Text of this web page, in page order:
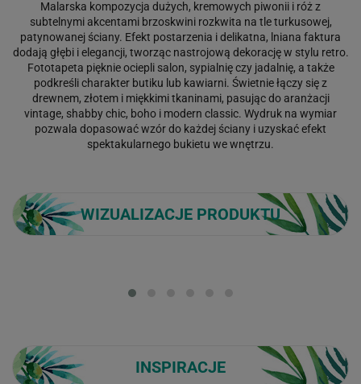
Malarska kompozycja dużych, kremowych piwonii i róż z
subtelnymi akcentami brzoskwini rozkwita na tle turkusowej,
patynowanej ściany. Efekt postarzenia i delikatna, lniana faktura
dodają głębi i elegancji, tworząc nastrojową dekorację w stylu retro.
Fototapeta pięknie ociepli salon, sypialnię czy jadalnię, a także
podkreśli charakter butiku lub kawiarni. Świetnie łączy się z
drewnem, złotem i miękkimi tkaninami, pasując do aranżacji
vintage, shabby chic, boho i modern classic. Wydruk na wymiar
pozwala dopasować wzór do każdej ściany i uzyskać efekt
spektakularnego bukietu we wnętrzu.
WIZUALIZACJE PRODUKTU
INSPIRACJE